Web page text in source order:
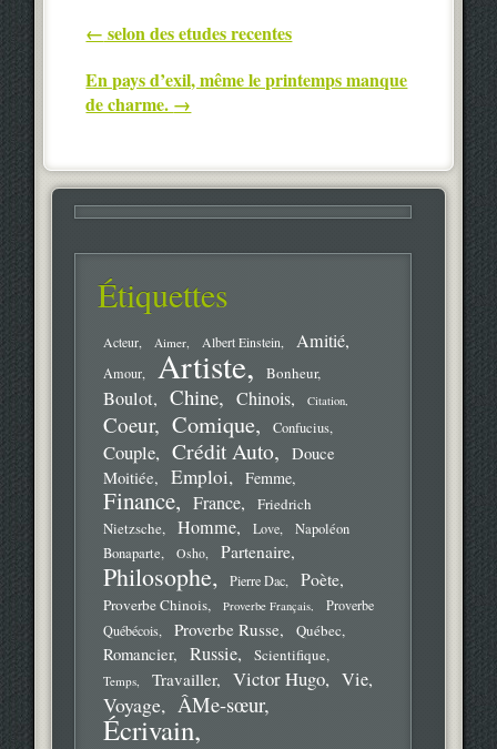
Post navigation
← selon des etudes recentes
En pays d’exil, même le printemps manque
de charme. →
Étiquettes
Acteur Aimer Albert Einstein Amitié
Amour Artiste Bonheur
Boulot Chine Chinois Citation
Coeur Comique Confucius
Couple Crédit Auto
Douce
Moitiée
Emploi Femme
Finance France
Friedrich
Nietzsche
Homme Love
Napoléon
Bonaparte
Osho Partenaire
Philosophe Pierre Dac Poète
Proverbe Chinois Proverbe Français
Proverbe
Québécois
Proverbe Russe Québec
Romancier Russie Scientifique
Temps Travailler Victor Hugo Vie
Voyage ÂMe-sœur
Écrivain